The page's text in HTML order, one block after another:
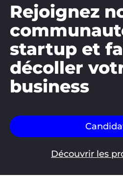
Rejoignez
startup et
décoller
business
Découvrir les